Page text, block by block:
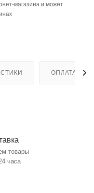
магазина и может
ОПЛАТА
товары
часа